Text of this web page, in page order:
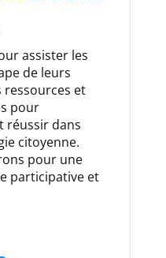
assister les
de leurs
et
pour
réussir dans
citoyenne.
pour une
participative et